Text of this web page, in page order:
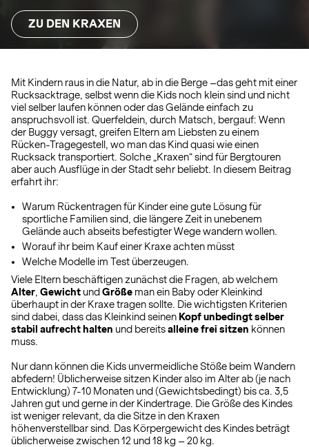
ZU DEN KRAXEN
Mit Kindern raus in die Natur, ab in die Berge –das geht mit einer
Rucksacktrage, selbst wenn die Kids noch klein sind und nicht
viel selber laufen können oder das Gelände einfach zu
anspruchsvoll ist. Querfeldein, durch Matsch, bergauf: Wenn
der Buggy versagt, greifen Eltern am Liebsten zu einem
Rücken-Tragegestell, wo man das Kind quasi wie einen
Rucksack transportiert. Solche „Kraxen“ sind für Bergtouren
aber auch Ausflüge in der Stadt sehr beliebt. In diesem Beitrag
erfahrt ihr:
Warum Rückentragen für Kinder eine gute Lösung für
sportliche Familien sind, die längere Zeit in unebenem
Gelände auch abseits befestigter Wege wandern wollen.
Worauf ihr beim Kauf einer Kraxe achten müsst
Welche Modelle im Test überzeugen.
Viele Eltern beschäftigen zunächst die Fragen, ab welchem
Alter Gewicht undGröße man ein Baby oder Kleinkind
überhaupt in der Kraxe tragen sollte. Die wichtigsten Kriterien
sind dabei, dass das Kleinkind seinen Kopf unbedingt selber
stabil aufrecht halten und bereitsalleine frei sitzen können
muss.
Nur dann können die Kids unvermeidliche Stöße beim Wandern
abfedern! Üblicherweise sitzen Kinder also im Alter ab (je nach
Entwicklung) 7-10 Monaten und (Gewichtsbedingt) bis ca. 3,5
Jahren gut und gerne in der Kindertrage. Die Größe des Kindes
ist weniger relevant, da die Sitze in den Kraxen
höhenverstellbar sind. Das Körpergewicht des Kindes beträgt
üblicherweise zwischen 12 und 18 kg – 20 kg.